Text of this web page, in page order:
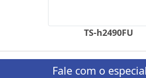
TS-h2490FU
Fale com o